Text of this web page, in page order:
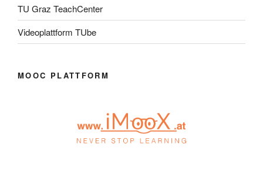
TU Graz TeachCenter
Videoplattform TUbe
MOOC PLATTFORM